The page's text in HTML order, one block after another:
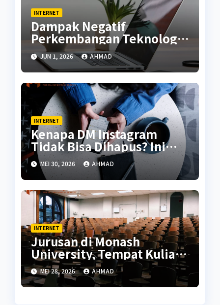
INTERNET
Dampak Negatif
Perkembangan Teknologi
di Masa Kini
JUN 1, 2026 AHMAD
INTERNET
Kenapa DM Instagram
Tidak Bisa Dihapus? Ini
Penjelasannya
MEI 30, 2026 AHMAD
INTERNET
Jurusan di Monash
University, Tempat Kuliah
Iqbaal Ramadhan
MEI 28, 2026 AHMAD